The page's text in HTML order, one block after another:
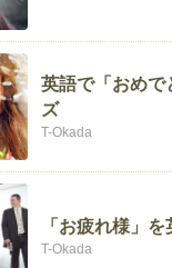
英語で「おめで
ズ
T-Okada
「お疲れ様」
T-Okada